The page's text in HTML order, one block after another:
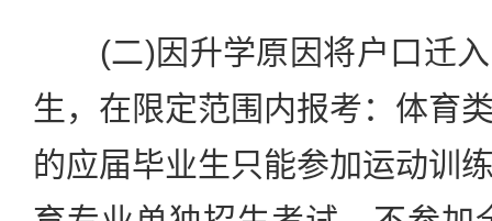
(二)因升学原因将户口迁入
生，在限定范围内报考：体育
的应届毕业生只能参加运动训